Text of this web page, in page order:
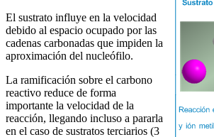
El sustrato influye en la velocidad
debido al espacio ocupado por las
cadenas carbonadas que impiden la
aproximación del nucleófilo.
La ramificación sobre el carbono
reactivo reduce de forma
importante la velocidad de la
reacción, llegando incluso a pararla
en el caso de sustratos terciarios (3